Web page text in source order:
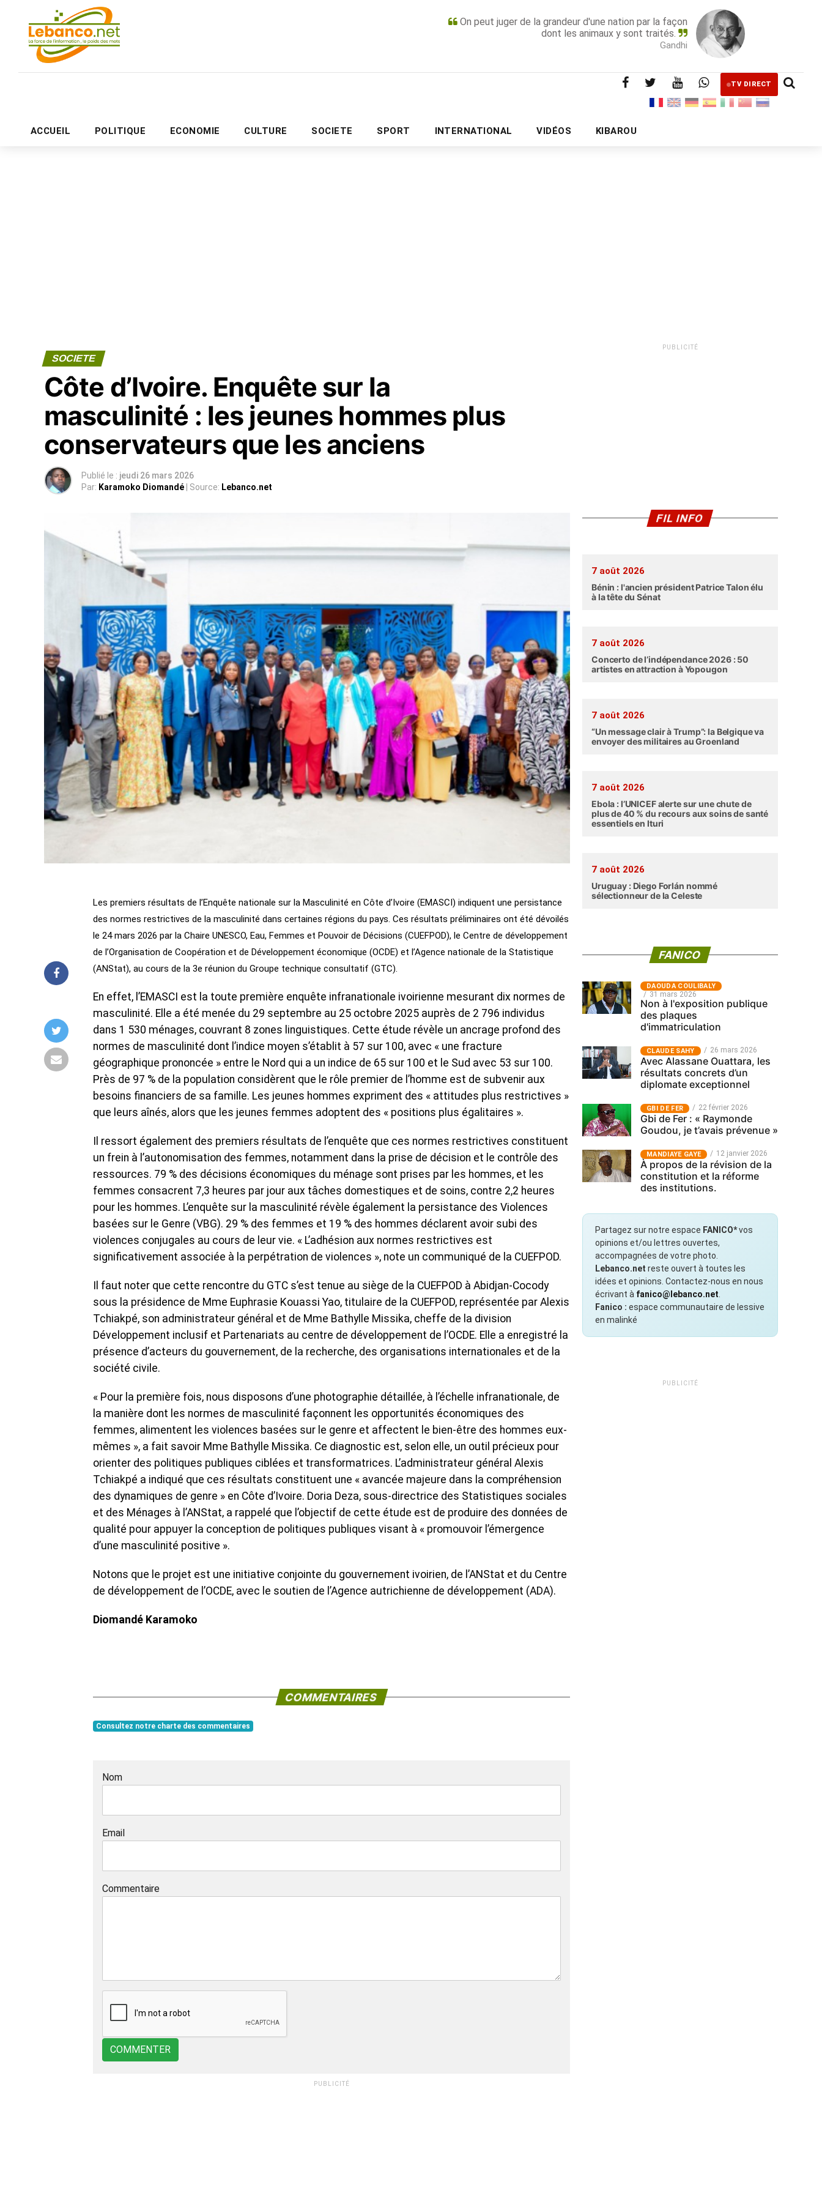
On peut juger de la grandeur d'une nation par la façon
dont les animaux y sont traités.
Gandhi
TV DIRECT
ACCUEIL POLITIQUE ECONOMIE CULTURE SOCIETE SPORT INTERNATIONAL VIDÉOS KIBAROU
PUBLICITÉ
SOCIETE
Côte d’Ivoire. Enquête sur la
masculinité : les jeunes hommes plus
conservateurs que les anciens
Publié le : jeudi 26 mars 2026
Par: Karamoko Diomandé | Source: Lebanco.net
Les premiers résultats de l’Enquête nationale sur la Masculinité en Côte d’Ivoire (EMASCI) indiquent une persistance
des normes restrictives de la masculinité dans certaines régions du pays. Ces résultats préliminaires ont été dévoilés
le 24 mars 2026 par la Chaire UNESCO, Eau, Femmes et Pouvoir de Décisions (CUEFPOD), le Centre de développement
de l’Organisation de Coopération et de Développement économique (OCDE) et l’Agence nationale de la Statistique
(ANStat), au cours de la 3e réunion du Groupe technique consultatif (GTC).
En effet, l’EMASCI est la toute première enquête infranationale ivoirienne mesurant dix normes de
masculinité. Elle a été menée du 29 septembre au 25 octobre 2025 auprès de 2 796 individus
dans 1 530 ménages, couvrant 8 zones linguistiques. Cette étude révèle un ancrage profond des
normes de masculinité dont l’indice moyen s’établit à 57 sur 100, avec « une fracture
géographique prononcée » entre le Nord qui a un indice de 65 sur 100 et le Sud avec 53 sur 100.
Près de 97 % de la population considèrent que le rôle premier de l’homme est de subvenir aux
besoins financiers de sa famille. Les jeunes hommes expriment des « attitudes plus restrictives »
que leurs aînés, alors que les jeunes femmes adoptent des « positions plus égalitaires ».
Il ressort également des premiers résultats de l’enquête que ces normes restrictives constituent
un frein à l’autonomisation des femmes, notamment dans la prise de décision et le contrôle des
ressources. 79 % des décisions économiques du ménage sont prises par les hommes, et les
femmes consacrent 7,3 heures par jour aux tâches domestiques et de soins, contre 2,2 heures
pour les hommes. L’enquête sur la masculinité révèle également la persistance des Violences
basées sur le Genre (VBG). 29 % des femmes et 19 % des hommes déclarent avoir subi des
violences conjugales au cours de leur vie. « L’adhésion aux normes restrictives est
significativement associée à la perpétration de violences », note un communiqué de la CUEFPOD.
Il faut noter que cette rencontre du GTC s’est tenue au siège de la CUEFPOD à Abidjan-Cocody
sous la présidence de Mme Euphrasie Kouassi Yao, titulaire de la CUEFPOD, représentée par Alexis
Tchiakpé, son administrateur général et de Mme Bathylle Missika, cheffe de la division
Développement inclusif et Partenariats au centre de développement de l’OCDE. Elle a enregistré la
présence d’acteurs du gouvernement, de la recherche, des organisations internationales et de la
société civile.
« Pour la première fois, nous disposons d’une photographie détaillée, à l’échelle infranationale, de
la manière dont les normes de masculinité façonnent les opportunités économiques des
femmes, alimentent les violences basées sur le genre et affectent le bien-être des hommes eux-
mêmes », a fait savoir Mme Bathylle Missika. Ce diagnostic est, selon elle, un outil précieux pour
orienter des politiques publiques ciblées et transformatrices. L’administrateur général Alexis
Tchiakpé a indiqué que ces résultats constituent une « avancée majeure dans la compréhension
des dynamiques de genre » en Côte d’Ivoire. Doria Deza, sous-directrice des Statistiques sociales
et des Ménages à l’ANStat, a rappelé que l’objectif de cette étude est de produire des données de
qualité pour appuyer la conception de politiques publiques visant à « promouvoir l’émergence
d’une masculinité positive ».
Notons que le projet est une initiative conjointe du gouvernement ivoirien, de l’ANStat et du Centre
de développement de l’OCDE, avec le soutien de l’Agence autrichienne de développement (ADA).
Diomandé Karamoko
COMMENTAIRES
Consultez notre charte des commentaires
Nom
Email
Commentaire
COMMENTER
PUBLICITÉ
PUBLICITÉ
FIL INFO
7 août 2026
Bénin : l'ancien président Patrice Talon élu
à la tête du Sénat
7 août 2026
Concerto de l’indépendance 2026 : 50
artistes en attraction à Yopougon
7 août 2026
“Un message clair à Trump”: la Belgique va
envoyer des militaires au Groenland
7 août 2026
Ebola : l’UNICEF alerte sur une chute de
plus de 40 % du recours aux soins de santé
essentiels en Ituri
7 août 2026
Uruguay : Diego Forlán nommé
sélectionneur de la Celeste
FANICO
‎DAOUDA COULIBALY
31 mars 2026
Non à l'exposition publique
des plaques
d'immatriculation
CLAUDE SAHY 26 mars 2026
Avec Alassane Ouattara, les
résultats concrets d’un
diplomate exceptionnel
GBI DE FER 22 février 2026
Gbi de Fer : « Raymonde
Goudou, je t’avais prévenue »
MANDIAYE GAYE 12 janvier 2026
À propos de la révision de la
constitution et la réforme
des institutions.
Partagez sur notre espace FANICO*vos
opinions et/ou lettres ouvertes,
accompagnées de votre photo.
Lebanco.net reste ouvert à toutes les
idées et opinions. Contactez-nous en nous
écrivant à fanico@lebanco.net
Fanico : espace communautaire de lessive
en malinké
PUBLICITÉ